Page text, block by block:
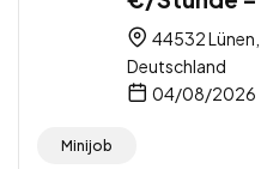
44532
Deutschland
04/08/2026
Minijob